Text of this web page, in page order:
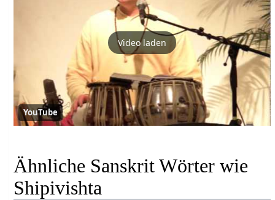
Video laden
YouTube
Ähnliche Sanskrit Wörter wie
Shipivishta